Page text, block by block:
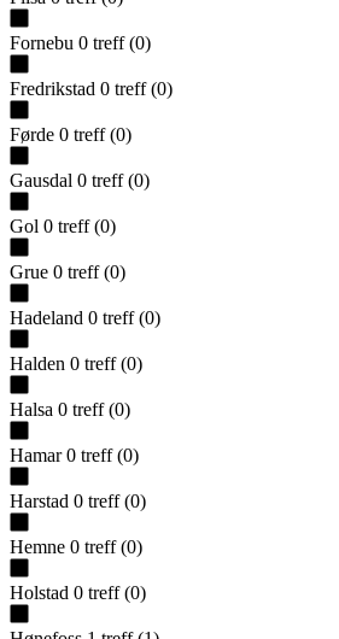
Fornebu 0 treff (0)
Fredrikstad 0 treff (0)
Førde 0 treff (0)
Gausdal 0 treff (0)
Gol 0 treff (0)
Grue 0 treff (0)
Hadeland 0 treff (0)
Halden 0 treff (0)
Halsa 0 treff (0)
Hamar 0 treff (0)
Harstad 0 treff (0)
Hemne 0 treff (0)
Holstad 0 treff (0)